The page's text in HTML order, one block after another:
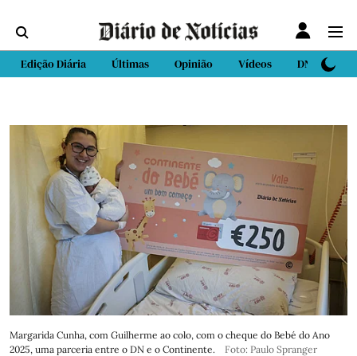
Edição Diária Últimas Opinião Vídeos DN Sport
Margarida Cunha, com Guilherme ao colo, com o cheque do Bebé do Ano
2025, uma parceria entre o DN e o Continente.
Foto: Paulo Spranger